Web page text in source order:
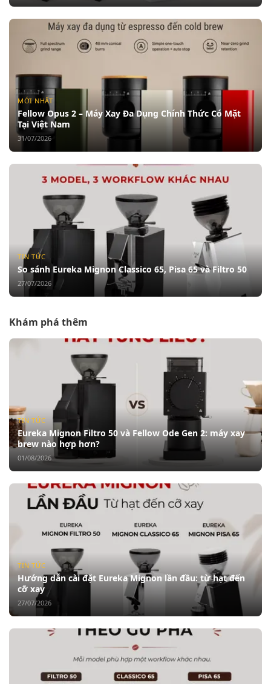
MỚI NHẤT
Fellow Opus 2 – Máy Xay Đa Dụng Chính Thức Có Mặt
Tại Việt Nam
31/07/2026
TIN TỨC
So sánh Eureka Mignon Classico 65, Pisa 65 và Filtro 50
27/07/2026
Khám phá thêm
TIN TỨC
Eureka Mignon Filtro 50 và Fellow Ode Gen 2: máy xay
brew nào hợp hơn?
01/08/2026
TIN TỨC
Hướng dẫn cài đặt Eureka Mignon lần đầu: từ hạt đến
cỡ xay
27/07/2026